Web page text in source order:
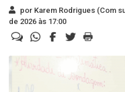
por Karem Rodrigues (Com
de 2026 às 17:00